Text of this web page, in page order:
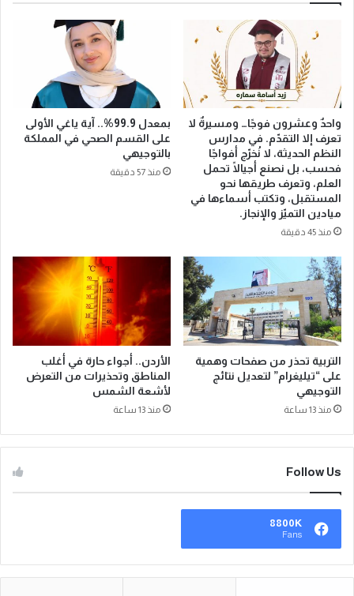
واحدٌ وعشرون فوجًا… ومسيرةٌ لا
تعرف إلا التقدّم. في مدارس
النظم الحديثة، لا نُخرّج أفواجًا
فحسب، بل نصنع أجيالًا تحمل
العلم، وتعرف طريقها نحو
المستقبل، وتكتب أسماءها في
ميادين التميّز والإنجاز.
منذ 45 دقيقة
بمعدل 99.9%.. آية ياغي الأولى
على القسم الصحي في المملكة
بالتوجيهي
منذ 57 دقيقة
التربية تحذر من صفحات وهمية
على “تيليغرام” لتعديل نتائج
التوجيهي
منذ 13 ساعة
الأردن.. أجواء حارة في أغلب
المناطق وتحذيرات من التعرض
لأشعة الشمس
منذ 13 ساعة
Follow Us
8800K
Fans